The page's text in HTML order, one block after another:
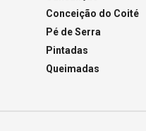
Conceição do Coité
Pé de Serra
Pintadas
Queimadas